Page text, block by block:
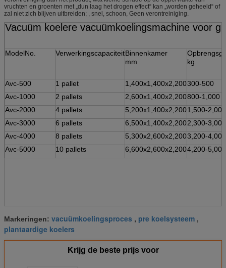
vruchten en groenten met „dun laag het drogen effect“ kan „worden geheeld“ of
zal niet zich blijven uitbreiden; , snel, schoon, Geen verontreiniging.
Vacuüm koelere vacuümkoelingsmachine voor
ModelNo. VerwerkingscapaciteitBinnenkamer
mm
kg
Avc-500 1 pallet 1,400x1,400x2,200300-500
Avc-1000
2 pallets 2,600x1,400x2,200800-1,000
Avc-2000
4 pallets 5,200x1,400x2,2001,500-2,000
Avc-3000
6 pallets 6,500x1,400x2,2002,300-3,000
Avc-4000
8 pallets 5,300x2,600x2,2003,200-4,000
Avc-5000
10 pallets 6,600x2,600x2,2004,200-5,000
Markeringen: vacuümkoelingsproces , pre koelsysteem ,
plantaardige koelers
Krijg de beste prijs voor